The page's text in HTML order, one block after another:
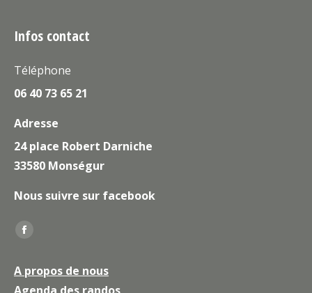
Infos contact
Téléphone
06 40 73 65 21
Adresse
24 place Robert Darniche
33580 Monségur
Nous suivre sur facebook
Trouvez nous sur :
La
Facebook
A propos de nous